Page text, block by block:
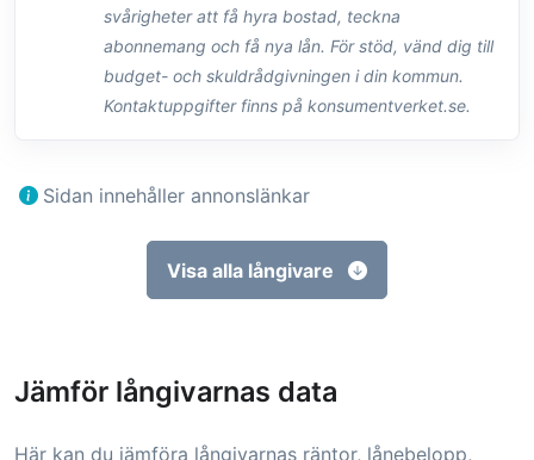
svårigheter att få hyra bostad, teckna
abonnemang och få nya lån. För stöd, vänd dig till
budget- och skuldrådgivningen i din kommun.
Kontaktuppgifter finns på konsumentverket.se.
Sidan innehåller annonslänkar
Visa alla långivare
Jämför långivarnas data
Här kan du jämföra långivarnas räntor, lånebelopp,